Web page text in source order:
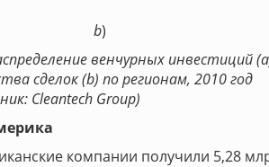
b)
венчурных инвестиций
сделок (b) по регионам, 2010 год
Cleantech Group)
компании получили 5,28